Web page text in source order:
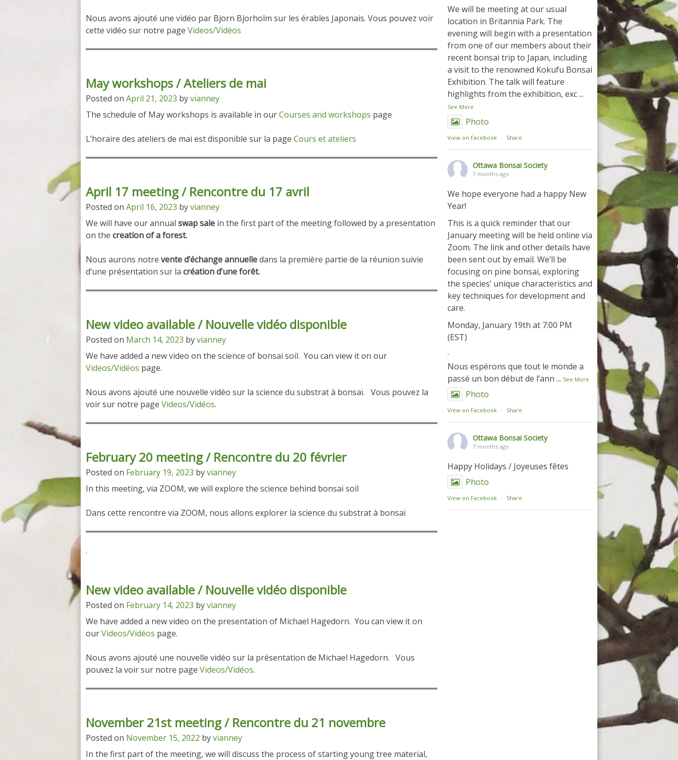
Nous avons ajouté une vidéo par Bjorn Bjorholm sur les érables Japonais. Vous pouvez voir
cette vidéo sur notre page Videos/Vidéos
May workshops / Ateliers de mai
Posted on April 21, 2023 byvianney
The schedule of May workshops is available in ourCourses and workshops page
L’horaire des ateliers de mai est disponible sur la page Cours et ateliers
April 17 meeting / Rencontre du 17 avril
Posted on April 16, 2023 byvianney
We will have our annual swap sale in the first part of the meeting followed by a presentation
on the creation of a forest.
Nous aurons notre vente d’échange annuelledans la première partie de la réunion suivie
d’une présentation sur la création d’une forêt.
New video available / Nouvelle vidéo disponible
Posted on March 14, 2023 byvianney
We have added a new video on the science of bonsai soil. You can view it on our
Videos/Vidéos page.
Nous avons ajouté une nouvelle vidéo sur la science du substrat à bonsaï. Vous pouvez la
voir sur notre page Videos/Vidéos.
February 20 meeting / Rencontre du 20 février
Posted on February 19, 2023 byvianney
In this meeting, via ZOOM, we will explore the science behind bonsai soil
Dans cette rencontre via ZOOM, nous allons explorer la science du substrat à bonsaï
.
New video available / Nouvelle vidéo disponible
Posted on February 14, 2023 byvianney
We have added a new video on the presentation of Michael Hagedorn. You can view it on
ourVideos/Vidéos page.
Nous avons ajouté une nouvelle vidéo sur la présentation de Michael Hagedorn. Vous
pouvez la voir sur notre page Videos/Vidéos.
November 21st meeting / Rencontre du 21 novembre
Posted on November 15, 2022 byvianney
In the first part of the meeting, we will discuss the process of starting young tree material,
We will be meeting at our usual
location in Britannia Park. The
evening will begin with a presentation
from one of our members about their
recent bonsai trip to Japan, including
a visit to the renowned Kokufu Bonsai
Exhibition. The talk will feature
highlights from the exhibition, exc...
See More
Photo
View on Facebook · Share
Ottawa Bonsai Society
7 months ago
We hope everyone had a happy New
Year!
This is a quick reminder that our
January meeting will be held online via
Zoom. The link and other details have
been sent out by email. We’ll be
focusing on pine bonsai, exploring
the species’ unique characteristics and
key techniques for development and
care.
Monday, January 19th at 7:00 PM
(EST)
.
Nous espérons que tout le monde a
passé un bon début de l’ann ... See More
Photo
View on Facebook · Share
Ottawa Bonsai Society
7 months ago
Happy Holidays / Joyeuses fêtes
Photo
View on Facebook · Share